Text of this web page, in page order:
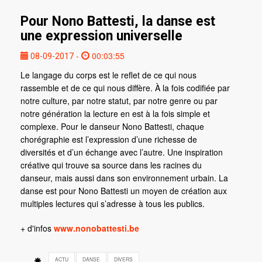
Pour Nono Battesti, la danse est
une expression universelle
08-09-2017 -
00:03:55
Le langage du corps est le reflet de ce qui nous
rassemble et de ce qui nous diffère. À la fois codifiée par
notre culture, par notre statut, par notre genre ou par
notre génération la lecture en est à la fois simple et
complexe. Pour le danseur Nono Battesti, chaque
chorégraphie est l’expression d’une richesse de
diversités et d’un échange avec l’autre. Une inspiration
créative qui trouve sa source dans les racines du
danseur, mais aussi dans son environnement urbain. La
danse est pour Nono Battesti un moyen de création aux
multiples lectures qui s’adresse à tous les publics.
+ d'infos www.nonobattesti.be
ACTU DANSE DIVERS